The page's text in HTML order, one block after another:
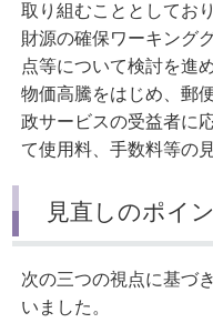
取り組むこととしてお
財源の確保ワーキング
点等について検討を進
物価高騰をはじめ、郵
政サービスの受益者に
て使用料、手数料等の
見直しのポイ
次の三つの視点に基づ
いました。